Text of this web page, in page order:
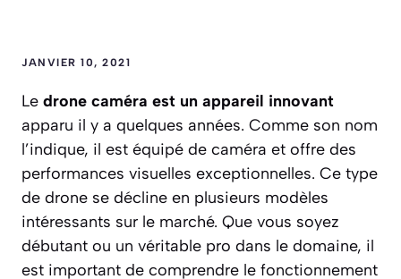
JANVIER 10, 2021
Le drone caméra est un appareil innovant
apparu il y a quelques années. Comme son nom
l’indique, il est équipé de caméra et offre des
performances visuelles exceptionnelles. Ce type
de drone se décline en plusieurs modèles
intéressants sur le marché. Que vous soyez
débutant ou un véritable pro dans le domaine, il
est important de comprendre le fonctionnement